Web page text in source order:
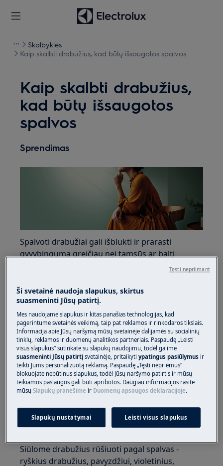
Skalbyklės
Kaip skalbti drabužius, kad būtų išsaugotos spalvos
Kaip skalbti drabužius,
kad būtų išsaugotos
spalvos
Sprendimas
Spalvoti drabužiai gali išblukti ir prarasti
gyvybingumą greičiau nei tamsūs ar balti
drabužiai. Bet jei skalbsite atsargiai ir švelniu
1. Ar galite kartu plauti spalvotus ir baltus
drabužius?
Siūlome drabužius rūšiuoti pagal spalvas -
ryškius drabužius, pavyzdžiui, violetinius,
Ši svetainė naudoja slapukus, skirtus
suasmeninti Jūsų patirtį.
Mes naudojame slapukus ir kitas panašias technologijas, kad
pagerintume svetainės veikimą, taip pat reklamos ir rinkodaros tikslais.
Informacija apie Jūsų naršymą mūsų svetainėje dalijamės su socialinių
tinklų, reklamos ir duomenų analitikos partneriais. Paspaudę „Leisti
visus slapukus“ sutinkate su slapukų naudojimu, todėl galime
suasmeninti Jūsų patirtįsvetainėje, pritaikytiypatingus pasiūlymus ir
teikti Jums personalizuotą reklamą. Paspaudę „Tęsti nepriėmus“
blokuojate nebūtinus slapukus, todėl Jūsų naršymo patirtis ir mūsų
teikiamos paslaugos gali būti apribotos. Daugiau informacijos rasite
mūsųSlapukų pranešime ir Duomenų apsaugos deklaracijoje.
Slapukų nustatymai Leisti visus slapukus
Tęsti nepriimant